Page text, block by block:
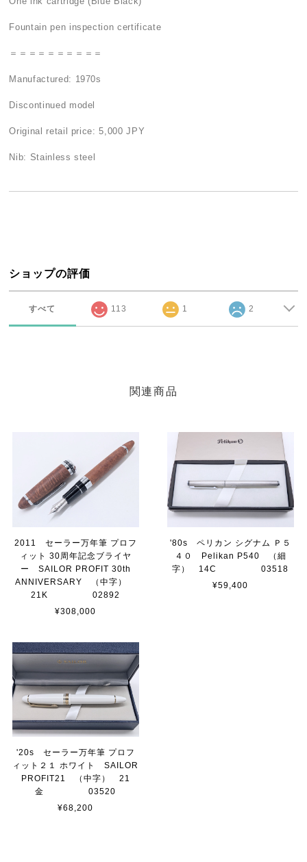
Fountain pen inspection certificate
＝＝＝＝＝＝＝＝＝＝
Manufactured: 1970s
Discontinued model
Original retail price: 5,000 JPY
Nib: Stainless steel
ショップの評価
すべて 113 1 2
関連商品
2011 セーラー万年筆 プロフ
ィット 30周年記念ブライヤ
ー SAILOR PROFIT 30th
ANNIVERSARY （中字）
21K 02892
¥308,000
'80s ペリカン シグナム Ｐ５
４０ Pelikan P540 （細
字） 14C 03518
¥59,400
'20s セーラー万年筆 プロフ
ィット２１ ホワイト SAILOR
PROFIT21 （中字） 21
金 03520
¥68,200